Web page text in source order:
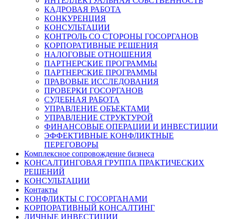
КАДРОВАЯ РАБОТА
КОНКУРЕНЦИЯ
КОНСУЛЬТАЦИИ
КОНТРОЛЬ СО СТОРОНЫ ГОСОРГАНОВ
КОРПОРАТИВНЫЕ РЕШЕНИЯ
НАЛОГОВЫЕ ОТНОШЕНИЯ
ПАРТНЕРСКИЕ ПРОГРАММЫ
ПАРТНЕРСКИЕ ПРОГРАММЫ
ПРАВОВЫЕ ИССЛЕДОВАНИЯ
ПРОВЕРКИ ГОСОРГАНОВ
СУДЕБНАЯ РАБОТА
УПРАВЛЕНИЕ ОБЪЕКТАМИ
УПРАВЛЕНИЕ СТРУКТУРОЙ
ФИНАНСОВЫЕ ОПЕРАЦИИ И ИНВЕСТИЦИИ
ЭФФЕКТИВНЫЕ КОНФЛИКТНЫЕ
ПЕРЕГОВОРЫ
Комплексное сопровождение бизнеса
КОНСАЛТИНГОВАЯ ГРУППА ПРАКТИЧЕСКИХ
РЕШЕНИЙ
КОНСУЛЬТАЦИИ
Контакты
КОНФЛИКТЫ С ГОСОРГАНАМИ
КОРПОРАТИВНЫЙ КОНСАЛТИНГ
ЛИЧНЫЕ ИНВЕСТИЦИИ